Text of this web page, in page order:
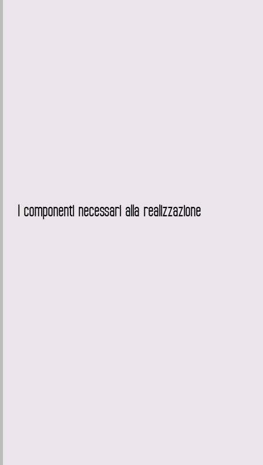
I componenti necessari alla realizzazione